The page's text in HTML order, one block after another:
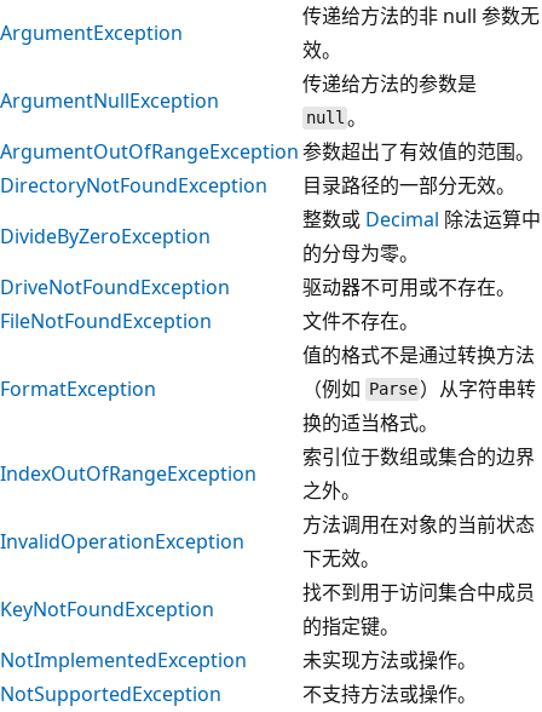
ArgumentException
传递给方法的非 null 参数无
效。
ArgumentNullException
传递给方法的参数是
null 。
ArgumentOutOfRangeException参数超出了有效值的范围。
DirectoryNotFoundException
目录路径的一部分无效。
DivideByZeroException
整数或 Decimal 除法运算中
的分母为零。
DriveNotFoundException
驱动器不可用或不存在。
FileNotFoundException
文件不存在。
FormatException
值的格式不是通过转换方法
（例如 Parse ）从字符串转
换的适当格式。
IndexOutOfRangeException
索引位于数组或集合的边界
之外。
InvalidOperationException
方法调用在对象的当前状态
下无效。
KeyNotFoundException
找不到用于访问集合中成员
的指定键。
NotImplementedException
未实现方法或操作。
NotSupportedException
不支持方法或操作。